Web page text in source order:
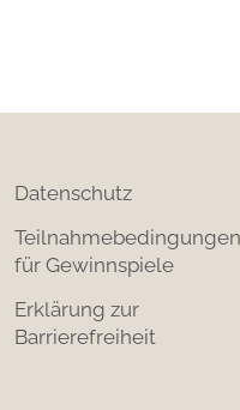
Datenschutz
Teilnahmebedingungen
für Gewinnspiele
Erklärung zur
Barrierefreiheit